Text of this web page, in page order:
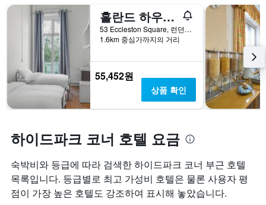
는
균
요
금
표
하
는
개
의
축
홀란드 하우스 - 호스텔
53 Eccleston Square, 런던, 영국
1.6km 중심가까지의 거리
55,452원
상품 확인
하이드파크 코너 호텔 요금
숙박비와 등급에 따라 검색한 하이드파크 코너 부근 호텔
목록입니다. 등급별로 최고 가성비 호텔은 물론 사용자 평
점이 가장 높은 호텔도 강조하여 표시해 놓았습니다.